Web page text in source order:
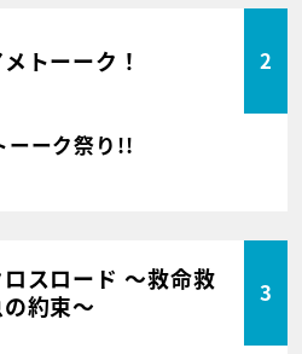
トーーク！ 2
ーーク祭り!!
ロスロード ～救命救
約束～
3